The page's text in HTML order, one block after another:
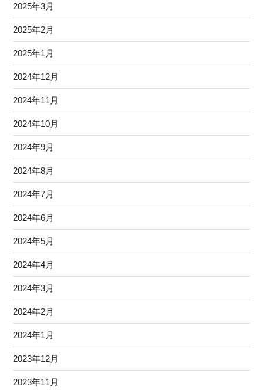
2025年3月
2025年2月
2025年1月
2024年12月
2024年11月
2024年10月
2024年9月
2024年8月
2024年7月
2024年6月
2024年5月
2024年4月
2024年3月
2024年2月
2024年1月
2023年12月
2023年11月